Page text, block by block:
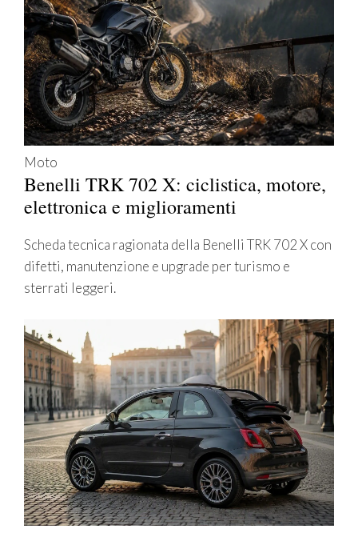
Moto
Benelli TRK 702 X: ciclistica, motore,
elettronica e miglioramenti
Scheda tecnica ragionata della Benelli TRK 702 X con
difetti, manutenzione e upgrade per turismo e
sterrati leggeri.